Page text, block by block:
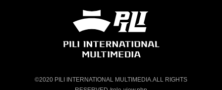
霹靂國際多媒體股份有限公司 PILI
©2020 PILI INTERNATIONAL MULTIMEDIA.ALL RIGHTS